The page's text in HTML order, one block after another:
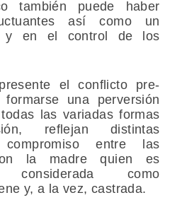
también puede haber
así como un
y en el control de los
el conflicto pre-
una perversión
las variadas formas
reflejan distintas
entre las
la madre quien es
considerada como
y, a la vez, castrada.